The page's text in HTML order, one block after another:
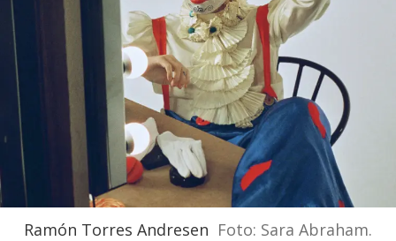
Ramón Torres Andresen Foto: Sara Abraham.